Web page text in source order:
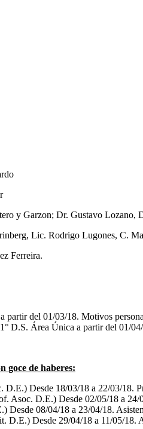
y Garzon; Dr. Gustavo Lozano,
Lic. Rodrigo Lugones, C.
Ferreira.
partir del 01/03/18. Motivos
D.S. Área Única a partir del 01/
goce de haberes:
D.E.) Desde 18/03/18 a 22/03/18.
Asoc. D.E.) Desde 02/05/18 a 24/
Desde 08/04/18 a 23/04/18.
D.E.) Desde 29/04/18 a 11/05/18.